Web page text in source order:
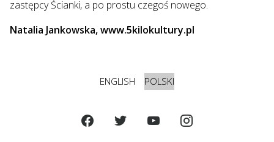
zastępcy Ścianki, a po prostu czegoś nowego.
Natalia Jankowska, www.5kilokultury.pl
ENGLISH POLSKI